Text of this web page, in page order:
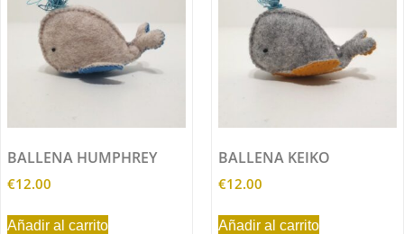
BALLENA HUMPHREY
€12.00
Añadir al carrito
BALLENA KEIKO
€12.00
Añadir al carrito